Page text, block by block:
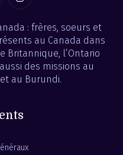
: frères, soeurs et
au Canada dans
Britannique, l’Ontario
des missions au
au Burundi.